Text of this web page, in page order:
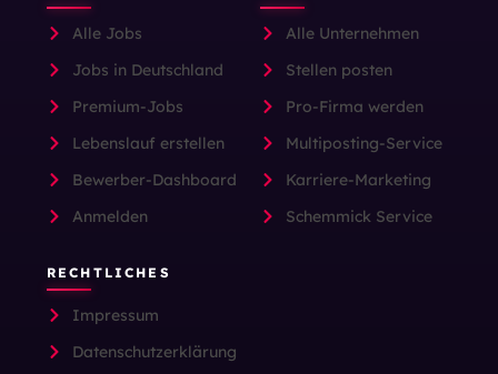
Alle Jobs
Jobs in Deutschland
Premium-Jobs
Lebenslauf erstellen
Bewerber-Dashboard
Anmelden
Alle Unternehmen
Stellen posten
Pro-Firma werden
Multiposting-Service
Karriere-Marketing
Schemmick Service
RECHTLICHES
Impressum
Datenschutzerklärung